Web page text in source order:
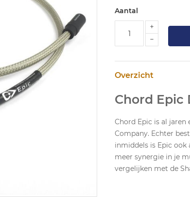
Aantal
Overzicht
Chord Epic
Chord Epic is al
Company. Echter
inmiddels is Epic
meer synergie in je
vergelijken met de